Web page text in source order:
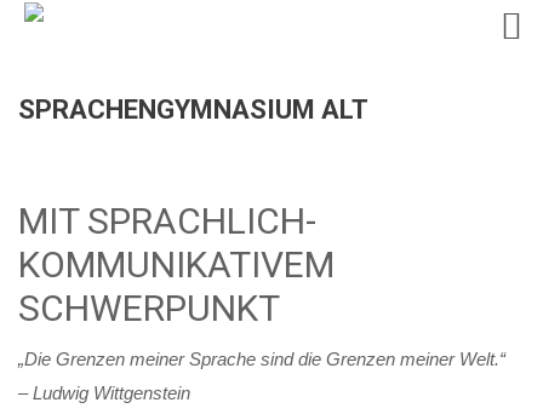
SPRACHENGYMNASIUM ALT
MIT SPRACHLICH-
KOMMUNIKATIVEM
SCHWERPUNKT
„Die Grenzen meiner Sprache sind die Grenzen meiner Welt.“
– Ludwig Wittgenstein